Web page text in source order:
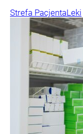
Strefa PacjentaLeki